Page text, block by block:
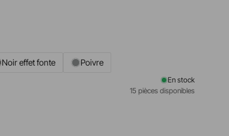
Noir effet fonte Poivre
En stock
15 pièces disponibles